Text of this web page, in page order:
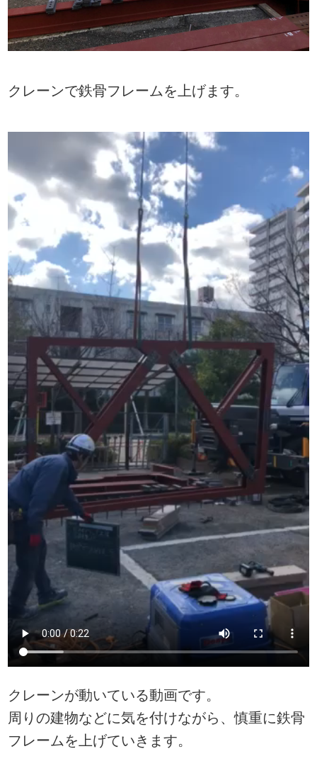
クレーンで鉄骨フレームを上げます。
クレーンが動いている動画です。
周りの建物などに気を付けながら、慎重に鉄骨
フレームを上げていきます。